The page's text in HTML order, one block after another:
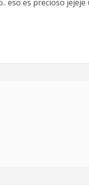
eso es precioso jejeje